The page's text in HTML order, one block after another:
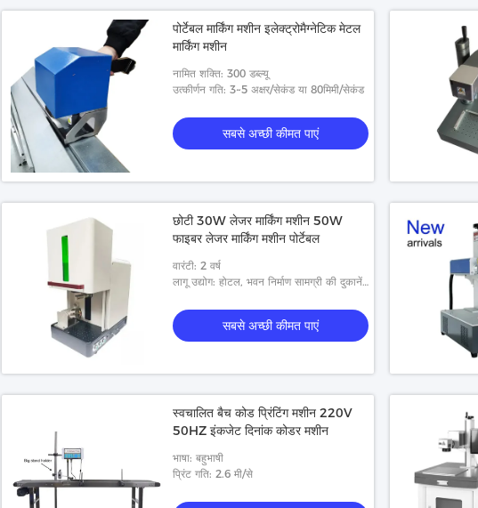
पोर्टेबल मार्किंग मशीन इलेक्ट्रोमैग्नेटिक मेटल
मार्किंग मशीन
नामित शक्ति: 300 डब्ल्यू
उत्कीर्णन गति: 3~5 अक्षर/सेकंड या 80मिमी/सेकंड
सबसे अच्छी कीमत पाएं
छोटी 30W लेजर मार्किंग मशीन 50W
फाइबर लेजर मार्किंग मशीन पोर्टेबल
वारंटी: 2 वर्ष
लागू उद्योग: होटल, भवन निर्माण सामग्री की दुकानें,
उपयोग, खुदरा, न
सबसे अच्छी कीमत पाएं
स्वचालित बैच कोड प्रिंटिंग मशीन 220V
50HZ इंकजेट दिनांक कोडर मशीन
भाषा: बहुभाषी
प्रिंट गति: 2.6 मी/से